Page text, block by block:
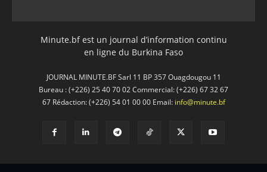
Minute.bf est un journal d’information continu
en ligne du Burkina Faso
JOURNAL MINUTE.BF Sarl 11 BP 357 Ouagdougou 11
Bureau : (+226) 25 40 70 02 Commercial: (+226) 67 32 67
67 Rédaction: (+226) 54 01 00 00 Email: info@minute.bf